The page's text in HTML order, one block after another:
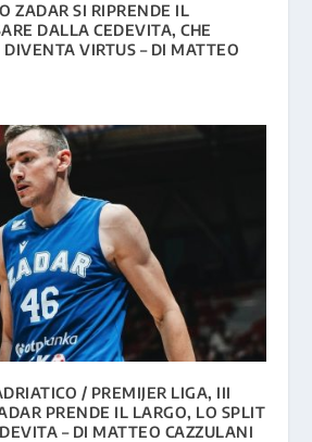
ZADAR SI RIPRENDE IL
DALLA CEDEVITA, CHE
VIRTUS – DI MATTEO
/ PREMIJER LIGA, III
PRENDE IL LARGO, LO SPLIT
– DI MATTEO CAZZULANI